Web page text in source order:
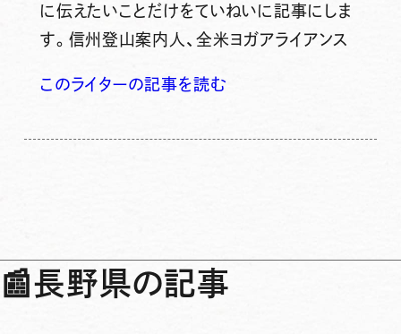
に伝えたいことだけをていねいに記事にしま
す。信州登山案内人、全米ヨガアライアンス
このライターの記事を読む
📰長野県の記事